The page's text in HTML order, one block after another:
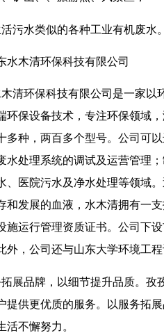
污水类似的各种工业有机废水。
水木清环保科技有限公司
清环保科技有限公司是一家以
环保设备技术，专注环保领域
多种，两百多个型号。公司可
水处理系统的调试及运营管理
、医院污水及净水处理等领域
和发展的血液，水木清拥有一
施运行管理资质证书。公司下
外，公司还与山东大学环境工
展品牌，以细节提升品质。孜
提供更优质的服务。以服务拓
活不懈努力。